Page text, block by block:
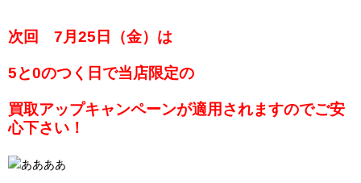
次回 7月25日（金）は
5と0のつく日で当店限定の
買取アップキャンペーンが適用されますのでご安
心下さい！